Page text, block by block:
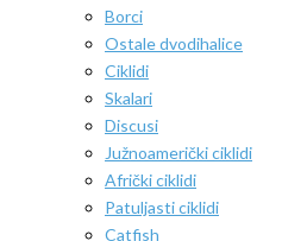
Borci
Ostale dvodihalice
Ciklidi
Skalari
Discusi
Južnoamerički ciklidi
Afrički ciklidi
Patuljasti ciklidi
Catfish